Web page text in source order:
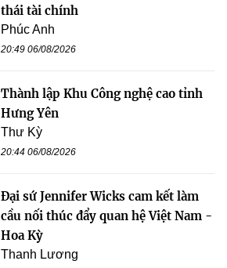
thái tài chính
Phúc Anh
20:49 06/08/2026
Thành lập Khu Công nghệ cao tỉnh
Hưng Yên
Thư Kỳ
20:44 06/08/2026
Đại sứ Jennifer Wicks cam kết làm
cầu nối thúc đẩy quan hệ Việt Nam -
Hoa Kỳ
Thanh Lương